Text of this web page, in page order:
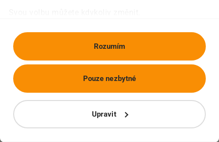
Rozumím
Upravit
Pouze nezbytné